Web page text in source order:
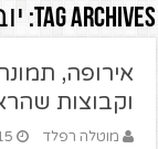
Tag Archives:
אירופה,
וקבוצות
מוטלה רפלד 15 במרץ